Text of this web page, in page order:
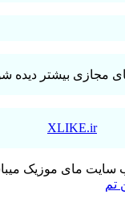
مجازی بیشتر دیده
XLIKE.ir
سایت مای موزیک
تم